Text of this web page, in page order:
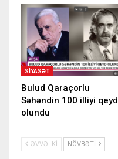
SIYASƏT
Bulud Qaraçorlu
Səhəndin 100 illiyi qeyd
olundu
ƏVVƏLKI NÖVBƏTI